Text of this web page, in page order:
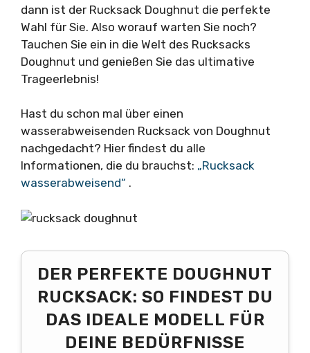
dann ist der Rucksack Doughnut die perfekte
Wahl für Sie. Also worauf warten Sie noch?
Tauchen Sie ein in die Welt des Rucksacks
Doughnut und genießen Sie das ultimative
Trageerlebnis!
Hast du schon mal über einen
wasserabweisenden Rucksack von Doughnut
nachgedacht? Hier findest du alle
Informationen, die du brauchst: „Rucksack
wasserabweisend“ .
DER PERFEKTE DOUGHNUT
RUCKSACK: SO FINDEST DU
DAS IDEALE MODELL FÜR
DEINE BEDÜRFNISSE